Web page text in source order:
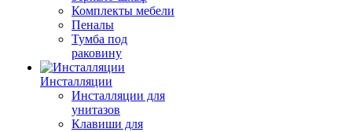
Комплекты мебели
Пеналы
Тумба под
раковину
Инсталляции
Инсталляции для
унитазов
Клавиши для